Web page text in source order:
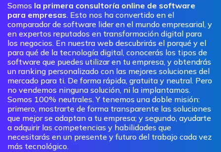
Somos la primera consultoría online de software
para empresas. Esto nos ha convertido en el
comparador de software lider en el mundo empresarial, y
en expertos reputados en transformación digital para
los negocios. En nuestra web descubrirás el porqué y el
para qué de la tecnología digital, conocerás los tipos de
software que puedes utilizar en tu empresa, y obtendrás
un ranking personalizado con las mejores soluciones del
mercado para ti. De forma rápida, gratuita y neutral. Pero
no vendemos ninguna solución, ni la implantamos.
Somos 100% neutrales. Y tenemos una doble misión:
primero, mostrarte de forma transparente las soluciones
que mejor se adaptan a tu empresa; y segundo, ayudarte
a adquirir las competencias y habilidades que
necesitarás en un presente y futuro del trabajo cada vez
más tecnológico.